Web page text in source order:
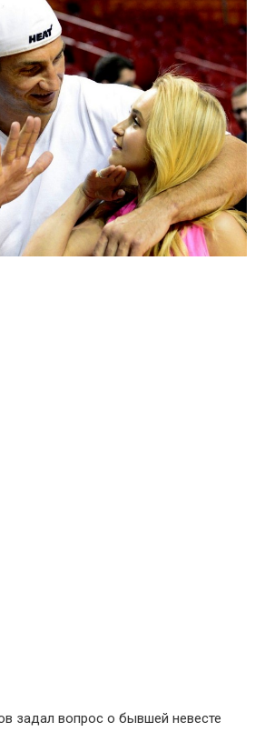
задал вопрос о бывшей невесте